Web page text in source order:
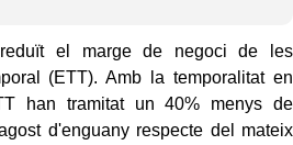
el marge de negoci de les
(ETT). Amb la temporalitat en
han tramitat un 40% menys de
d'enguany respecte del mateix